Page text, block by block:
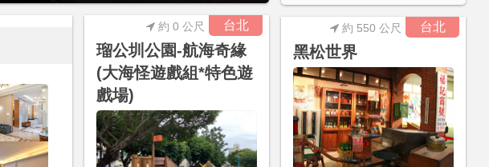
台北
瑠公圳公園-航海奇緣
(大海怪遊戲組*特色遊
戲場)
約 0 公尺 台北
黑松世界
約 550 公尺